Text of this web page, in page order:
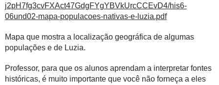
j2pH7fg3cvFXAct47GdgFYgYBVkUrcCCEvD4/his6-
06und02-mapa-populacoes-nativas-e-luzia.pdf
Mapa que mostra a localização geográfica de algumas
populações e de Luzia.
Professor, para que os alunos aprendam a interpretar fontes
históricas, é muito importante que você não forneça a eles